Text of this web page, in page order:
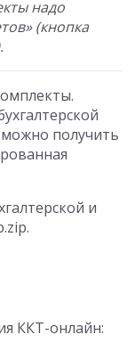
надо
(кнопка
получить
и
ККТ-онлайн: